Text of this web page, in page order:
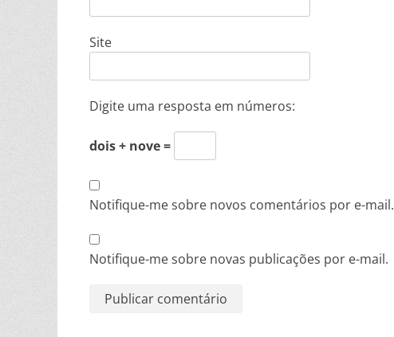
Site
Digite uma resposta em números:
dois + nove =
Notifique-me sobre novos comentários por e-mail.
Notifique-me sobre novas publicações por e-mail.